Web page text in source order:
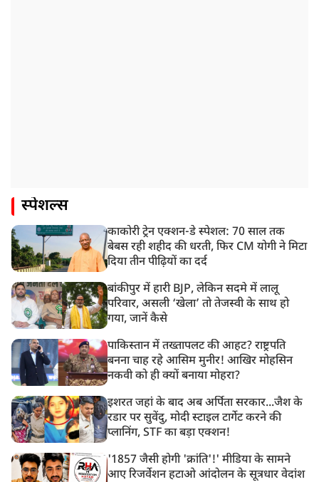
स्पेशल्स
काकोरी ट्रेन एक्शन-डे स्पेशल: 70 साल तक
बेबस रही शहीद की धरती, फिर CM योगी ने मिटा
दिया तीन पीढ़ियों का दर्द
बांकीपुर में हारी BJP, लेकिन सदमे में लालू
परिवार, असली ‘खेला’ तो तेजस्वी के साथ हो
गया, जानें कैसे
पाकिस्तान में तख्तापलट की आहट? राष्ट्रपति
बनना चाह रहे आसिम मुनीर! आखिर मोहसिन
नकवी को ही क्यों बनाया मोहरा?
इशरत जहां के बाद अब अर्पिता सरकार...जैश के
रडार पर सुवेंदु, मोदी स्टाइल टार्गेट करने की
प्लानिंग, STF का बड़ा एक्शन!
'1857 जैसी होगी 'क्रांति'!' मीडिया के सामने
आए रिजर्वेशन हटाओ आंदोलन के सूत्रधार वेदांश